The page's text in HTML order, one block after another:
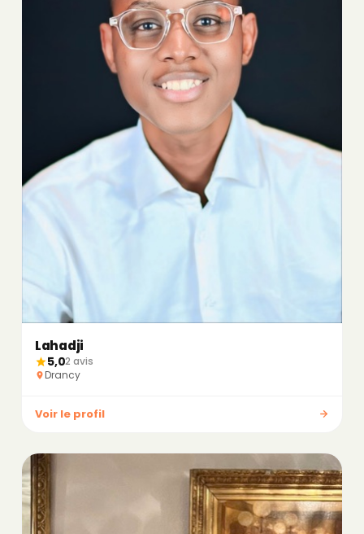
Lahadji
5,02 avis
Drancy
Voir le profil